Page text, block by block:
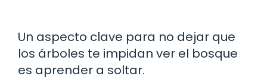
Un aspecto clave para no dejar que
los árboles te impidan ver el bosque
es aprender a soltar.